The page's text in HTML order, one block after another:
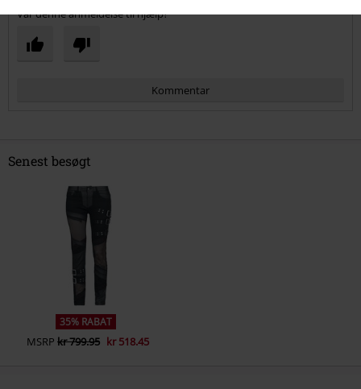
Var denne anmeldelse til hjælp?
Kommentar
Send kommentar
Senest besøgt
35% RABAT
MSRP kr 799.95 kr 518.45